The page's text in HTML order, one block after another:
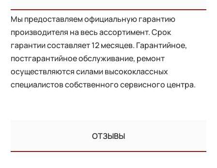
Мы предоставляем официальную гарантию
производителя на весь ассортимент. Срок
гарантии составляет 12 месяцев. Гарантийное,
постгарантийное обслуживание, ремонт
осуществляются силами высококлассных
специалистов собственного сервисного центра.
ОТЗЫВЫ